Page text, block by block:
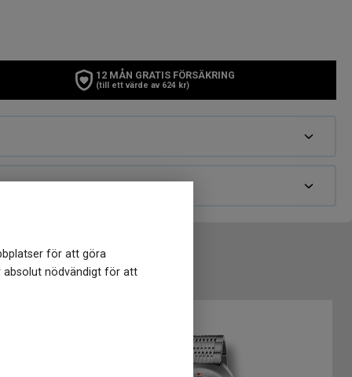
för att göra
absolut nödvändigt för att
12 MÅN GRATIS FÖRSÄKRING
(till ett värde av 624 kr)